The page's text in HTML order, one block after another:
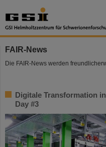
FAIR-News
Die FAIR-News werden
Digitale Transformation
Day #3